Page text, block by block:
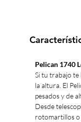
Pelican 1740
Si tu trabajo te
la altura. El
pesados y de
Desde
rotomartillos o